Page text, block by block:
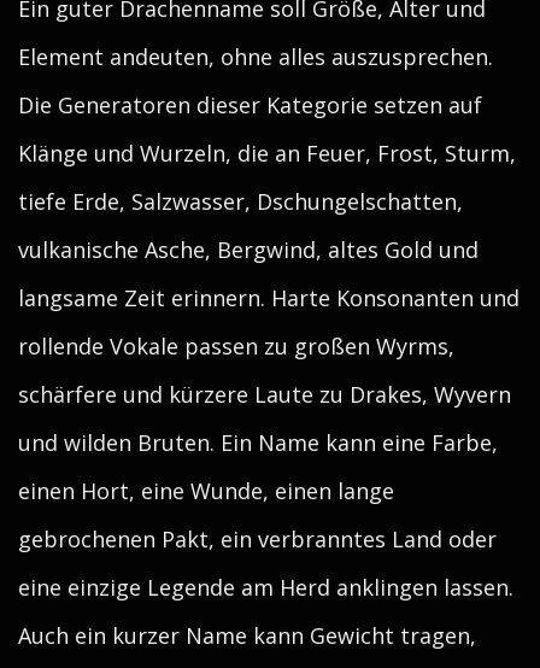
Ein guter Drachenname soll Größe, Alter und
Element andeuten, ohne alles auszusprechen.
Die Generatoren dieser Kategorie setzen auf
Klänge und Wurzeln, die an Feuer, Frost, Sturm,
tiefe Erde, Salzwasser, Dschungelschatten,
vulkanische Asche, Bergwind, altes Gold und
langsame Zeit erinnern. Harte Konsonanten und
rollende Vokale passen zu großen Wyrms,
schärfere und kürzere Laute zu Drakes, Wyvern
und wilden Bruten. Ein Name kann eine Farbe,
einen Hort, eine Wunde, einen lange
gebrochenen Pakt, ein verbranntes Land oder
eine einzige Legende am Herd anklingen lassen.
Auch ein kurzer Name kann Gewicht tragen,